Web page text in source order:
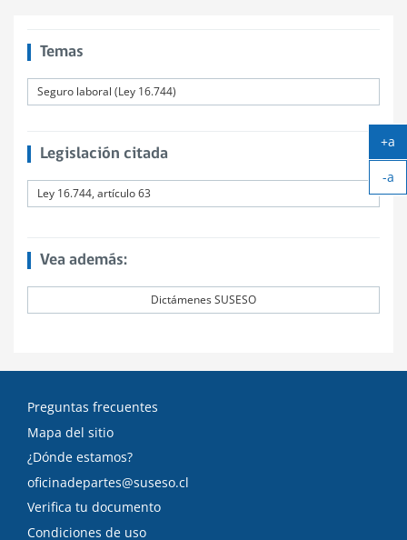
Temas
Seguro laboral (Ley 16.744)
Legislación citada
Ley 16.744, artículo 63
Vea además:
Dictámenes SUSESO
Preguntas frecuentes
Mapa del sitio
¿Dónde estamos?
oficinadepartes@suseso.cl
Verifica tu documento
Condiciones de uso
+a
-a